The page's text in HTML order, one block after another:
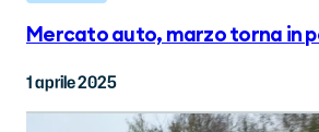
Mercato auto, marzo torna in
1 aprile 2025